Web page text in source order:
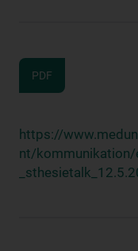
PDF
https://
nt/kommunikation/